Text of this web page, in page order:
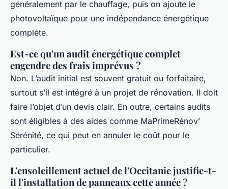
généralement par le chauffage, puis on ajoute le
photovoltaïque pour une indépendance énergétique
complète.
Est-ce qu'un audit énergétique complet
engendre des frais imprévus ?
Non. L’audit initial est souvent gratuit ou forfaitaire,
surtout s’il est intégré à un projet de rénovation. Il doit
faire l’objet d’un devis clair. En outre, certains audits
sont éligibles à des aides comme MaPrimeRénov’
Sérénité, ce qui peut en annuler le coût pour le
particulier.
L'ensoleillement actuel de l'Occitanie justifie-t-
il l'installation de panneaux cette année ?